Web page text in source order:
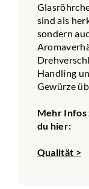
sind als
sondern
Handling
Gewürze
Mehr Infos
du hier:
Qualität >